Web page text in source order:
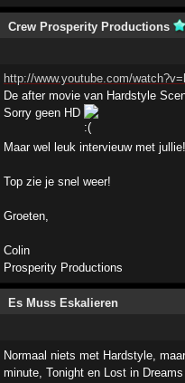
Crew Prosperity Productions
http://www.youtube.com/
De after movie van Hardstyle
Sorry geen HD
Maar wel leuk intervieuw met
Top zie je snel weer!
Groeten,
Colin
Prosperity Productions
Es Muss Eskalieren
Normaal niets met Hardstyle,
minute, Tonight en Lost in